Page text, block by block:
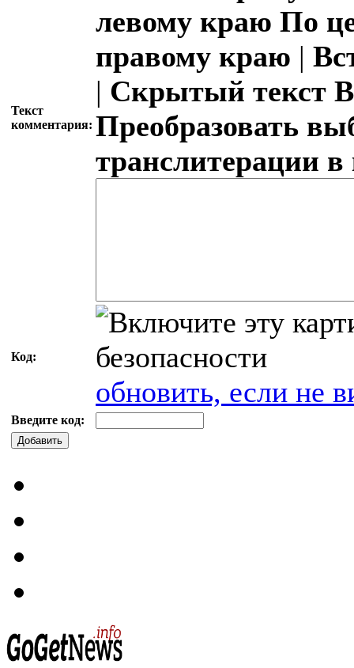
Текст
комментария:
левому краю По
правому краю |
| Скрытый текст
Преобразовать
транслитерации
Код:
обновить, если не
Введите код:
Добавить